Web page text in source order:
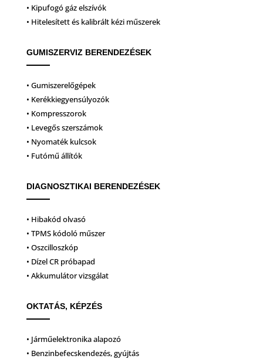
• Kipufogó gáz elszívók
• Hitelesített és kalibrált kézi műszerek
GUMISZERVIZ BERENDEZÉSEK
• Gumiszerelőgépek
• Kerékkiegyensúlyozók
• Kompresszorok
• Levegős szerszámok
• Nyomaték kulcsok
• Futómű állítók
DIAGNOSZTIKAI BERENDEZÉSEK
• Hibakód olvasó
• TPMS kódoló műszer
• Oszcilloszkóp
• Dízel CR próbapad
• Akkumulátor vizsgálat
OKTATÁS, KÉPZÉS
• Járműelektronika alapozó
• Benzinbefecskendezés, gyújtás